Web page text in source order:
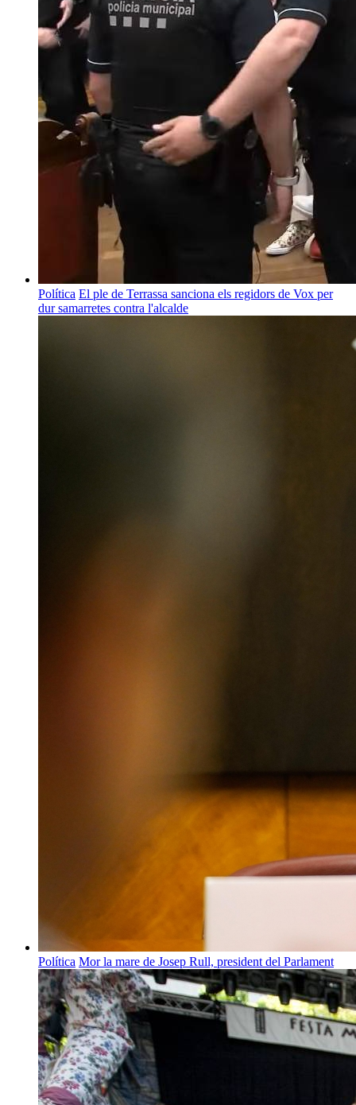
Política El ple de Terrassa sanciona els regidors de Vox per
dur samarretes contra l'alcalde
Política Mor la mare de Josep Rull, president del Parlament